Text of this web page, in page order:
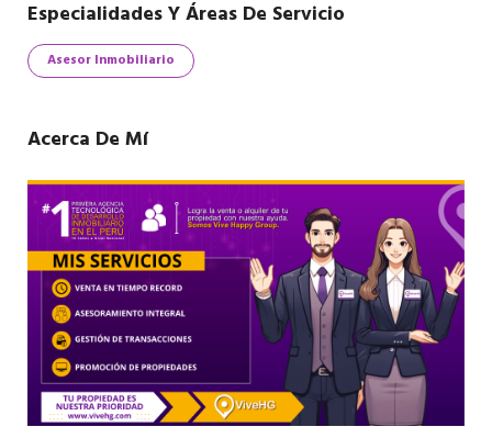
Especialidades Y Áreas De Servicio
Asesor Inmobiliario
Acerca De Mí